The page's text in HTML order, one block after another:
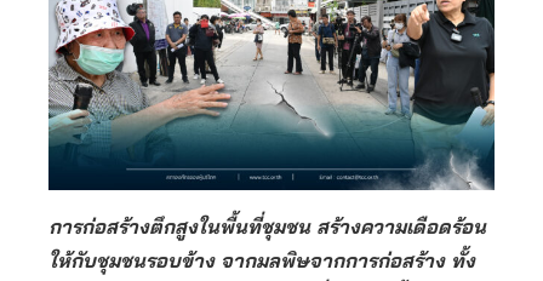
การก่อสร้างตึกสูงในพื้นที่ชุมชน สร้างความเดือดร้อน
ให้กับชุมชนรอบข้าง จากมลพิษจากการก่อสร้าง ทั้ง